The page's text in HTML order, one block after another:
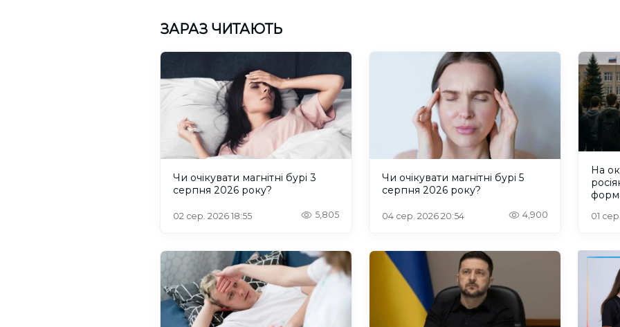
ЗАРАЗ ЧИТАЮТЬ
Чи очікувати магнітні бурі 3
серпня 2026 року?
02 сер. 2026 18:55 5,805
Чи очікувати магнітні бурі 5
серпня 2026 року?
04 сер. 2026 20:54 4,900
На
01